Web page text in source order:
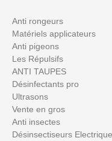
Anti rongeurs
Matériels applicateurs
Anti pigeons
Les Répulsifs
ANTI TAUPES
Désinfectants pro
Ultrasons
Vente en gros
Anti insectes
Désinsectiseurs